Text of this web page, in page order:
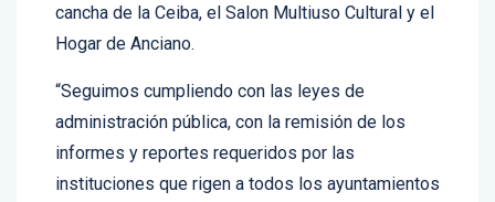
cancha de la Ceiba, el Salon Multiuso Cultural y el
Hogar de Anciano.
“Seguimos cumpliendo con las leyes de
administración pública, con la remisión de los
informes y reportes requeridos por las
instituciones que rigen a todos los ayuntamientos